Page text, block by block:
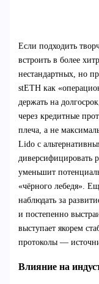
Если подходить
встроить в более
нестандартных, но
stETH как
держать на
через кредитные
плеча, а не
Lido с
диверсифицировать
уменьшит
«чёрного лебедя».
наблюдать за
и постепенно
выступает якорем
протоколы —
Влияние на